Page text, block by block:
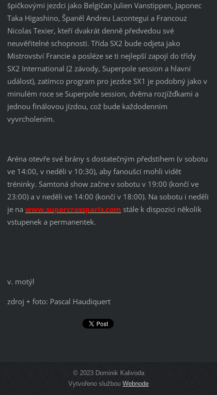
špičkovými jezdci jako Belgičan Julien Vanstippen, Japonec
Taka Higashino, Španěl Andreu Lacontegui a Francouz
Nicolas Texier, kteří dvakrát denně předvedou své
neuvěřitelné schopnosti. Třída SX2 bude odjeta jako
Mistrovství Francie a posléze se ti nejlepší zapojí do třídy
SX2 International (2 závody, Superpole session a hlavní
událost), zatímco program pro jezdce SX1 je podobný jako v
minulém roce se Superpole session, dvěma rozjížďkami a
jednou finálovou jízdou, což bude každodenním
vyvrcholením.
Aréna otevře své brány s dostatečným předstihem (v sobotu
ve 14:00, v neděli v 10:30), aby fanoušci mohli vidět
tréninky. Samtoná show začne v sobotu v 19:00 (končí ve
23:00) a v neděli ve 14:00 (končí v 18:00). Na sobotu i neděli
je na www.supercrossparis.com stále k dispozici několik
vstupenek a permanentek.
v. motýl
zdroj + foto: Pascal Haudiquert
© 2023 Dominik Kalivoda
Vytvořeno službouWebnode